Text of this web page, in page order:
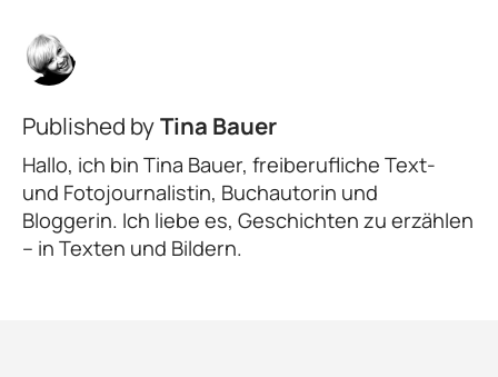
Published byTina Bauer
Hallo, ich bin Tina Bauer, freiberufliche Text-
und Fotojournalistin, Buchautorin und
Bloggerin. Ich liebe es, Geschichten zu erzählen
– in Texten und Bildern.